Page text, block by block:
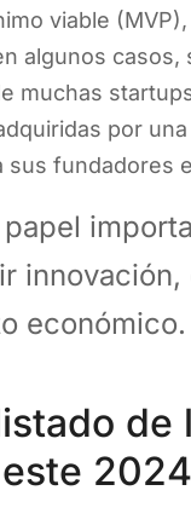
viable
algunos casos,
muchas
por
fundadores
económico.
de
2024